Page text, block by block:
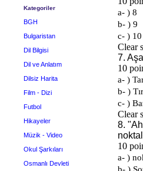
Kategoriler
BGH
Bulgaristan
Dil Bilgisi
Dil ve Anlatım
Dilsiz Harita
Film - Dizi
Futbol
Hikayeler
Müzik - Video
Okul Şarkıları
Osmanlı Devleti